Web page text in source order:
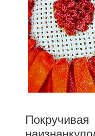
Покручивая